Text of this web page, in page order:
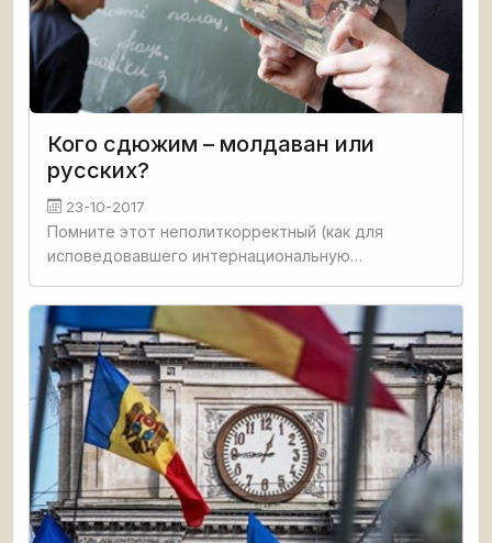
Кого сдюжим – молдаван или
русских?
23-10-2017
Помните этот неполиткорректный (как для
исповедовавшего интернациональную
заседании в Кремле Леонид Брежнев спрашивает:
«Тут интересуются, какая нация в